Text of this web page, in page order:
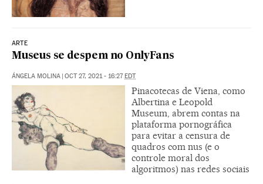
ARTE
Museus se despem no OnlyFans
ÁNGELA MOLINA OCT 27, 2021 - 16:27 EDT
Pinacotecas de Viena, como
Albertina e Leopold
Museum, abrem contas na
plataforma pornográfica
para evitar a censura de
quadros com nus (e o
controle moral dos
algoritmos) nas redes sociais